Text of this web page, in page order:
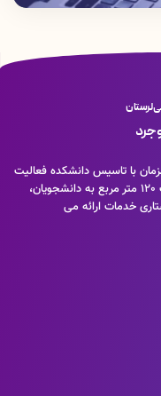
لرستان
دانشكده پرستاری بروجرد در سال1390همزمان با تاسيس دانشكده فعاليت
خود را آغاز كرد . از سال 1390 در فضايی به وسعت 120 متر مربع به دانشجويان،
خدمات ارائه می